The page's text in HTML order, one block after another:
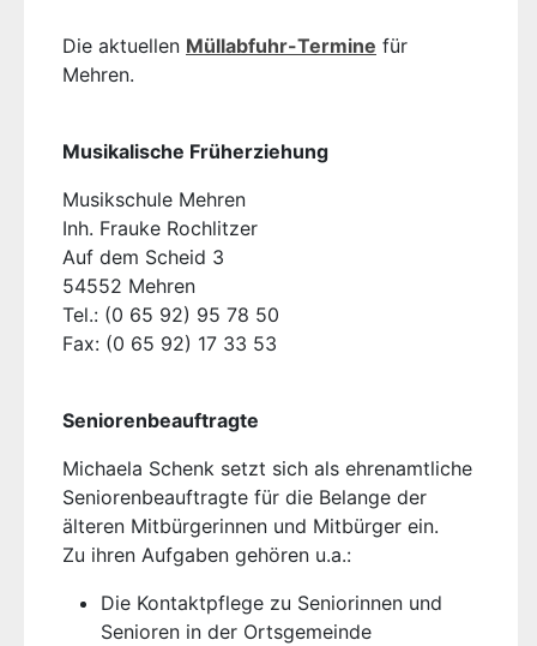
Die aktuellen Müllabfuhr-Termine für
Mehren.
Musikalische Früherziehung
Musikschule Mehren
Inh. Frauke Rochlitzer
Auf dem Scheid 3
54552 Mehren
Tel.: (0 65 92) 95 78 50
Fax: (0 65 92) 17 33 53
Seniorenbeauftragte
Michaela Schenk setzt sich als ehrenamtliche
Seniorenbeauftragte für die Belange der
älteren Mitbürgerinnen und Mitbürger ein.
Zu ihren Aufgaben gehören u.a.:
Die Kontaktpflege zu Seniorinnen und
Senioren in der Ortsgemeinde